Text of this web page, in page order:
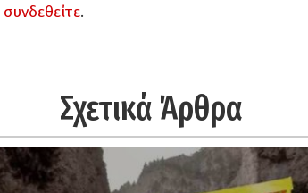
συνδεθείτε.
Σχετικά Άρθρα